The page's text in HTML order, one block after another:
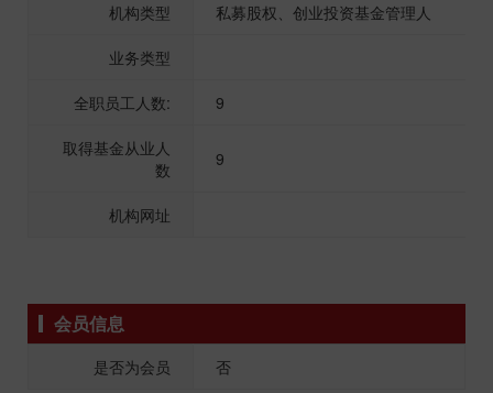
机构类型 私募股权、创业投资基金管理人
业务类型
全职员工人数: 9
取得基金从业人
数
9
机构网址
会员信息
是否为会员 否